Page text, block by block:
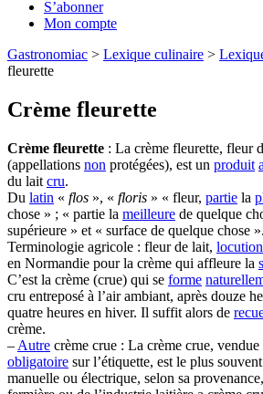
S’abonner
Mon compte
Gastronomiac > Lexique culinaire >
fleurette
Crème fleurette
Crème fleurette : La crème fleurette, fleur
(appellations non protégées), est un produit
du lait cru.
Du latin « flos », « floris » « fleur, partie la
chose » ; « partie la meilleure de quelque
supérieure » et « surface de quelque chose ».
Terminologie agricole : fleur de lait, locution
en Normandie pour la crème qui affleure la
C’est la crème (crue) qui se forme
cru entreposé à l’air ambiant, après douze
quatre heures en hiver. Il suffit alors de
crème.
– Autre crème crue : La crème crue, vendue
obligatoire sur l’étiquette, est le plus souvent
manuelle ou électrique, selon sa